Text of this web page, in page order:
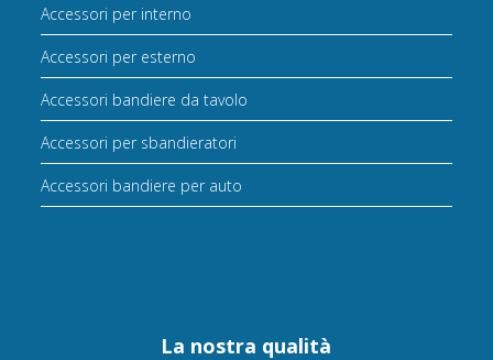
Accessori per interno
Accessori per esterno
Accessori bandiere da tavolo
Accessori per sbandieratori
Accessori bandiere per auto
La nostra qualità